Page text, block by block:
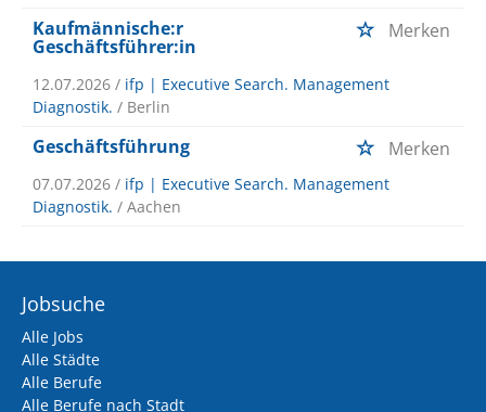
Kaufmännische:r
Geschäftsführer:in
Merken
12.07.2026 / ifp | Executive Search. Management
Diagnostik. / Berlin
Geschäftsführung Merken
07.07.2026 / ifp | Executive Search. Management
Diagnostik. / Aachen
Jobsuche
Alle Jobs
Alle Städte
Alle Berufe
Alle Berufe nach Stadt